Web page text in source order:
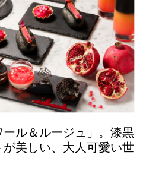
ル＆ルージュ」。漆黒
美しい、大人可愛い世